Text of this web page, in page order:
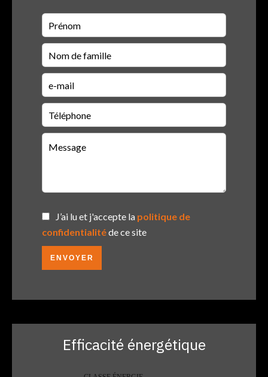
J’ai lu et j'accepte la politique de
confidentialitéde ce site
ENVOYER
Efficacité énergétique